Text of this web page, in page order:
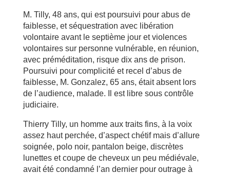
M. Tilly, 48 ans, qui est poursuivi pour abus de
faiblesse, et séquestration avec libération
volontaire avant le septième jour et violences
volontaires sur personne vulnérable, en réunion,
avec préméditation, risque dix ans de prison.
Poursuivi pour complicité et recel d’abus de
faiblesse, M. Gonzalez, 65 ans, était absent lors
de l’audience, malade. Il est libre sous contrôle
judiciaire.
Thierry Tilly, un homme aux traits fins, à la voix
assez haut perchée, d’aspect chétif mais d’allure
soignée, polo noir, pantalon beige, discrètes
lunettes et coupe de cheveux un peu médiévale,
avait été condamné l’an dernier pour outrage à